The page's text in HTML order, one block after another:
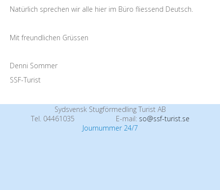
Natürlich sprechen wir alle hier im Büro fliessend Deutsch.
Mit freundlichen Grüssen
Denni Sommer
SSF-Turist
Sydsvensk Stugförmedling Turist AB
Tel. 04461035
E-mail: so@ssf-turist.se
Journummer 24/7